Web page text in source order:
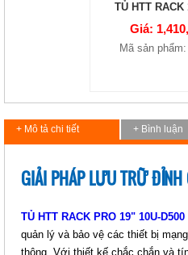
TỦ HTT RACK
Giá:
Mã sản
+ Mô tả chi tiết + Bình luận
GIẢI PHÁP LƯU TRỮ ĐỈNH
TỦ HTT RACK PRO 19" 10U-D500
quản lý và bảo vệ các thiết bị
thông. Với thiết kế chắc chắn và